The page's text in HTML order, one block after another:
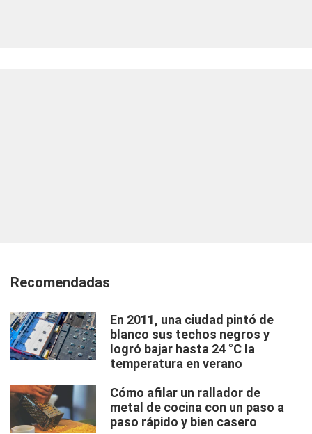
Recomendadas
En 2011, una ciudad pintó de
blanco sus techos negros y
logró bajar hasta 24 °C la
temperatura en verano
Cómo afilar un rallador de
metal de cocina con un paso a
paso rápido y bien casero